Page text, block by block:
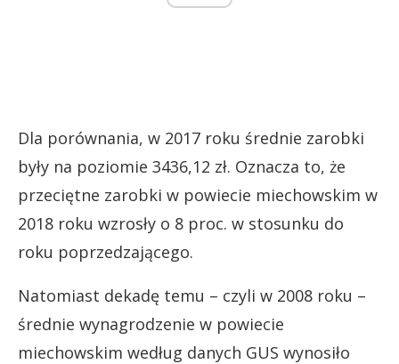
Dla porównania, w 2017 roku średnie zarobki
były na poziomie 3436,12 zł. Oznacza to, że
przeciętne zarobki w powiecie miechowskim w
2018 roku wzrosły o 8 proc. w stosunku do
roku poprzedzającego.
Natomiast dekadę temu – czyli w 2008 roku –
średnie wynagrodzenie w powiecie
miechowskim według danych GUS wynosiło